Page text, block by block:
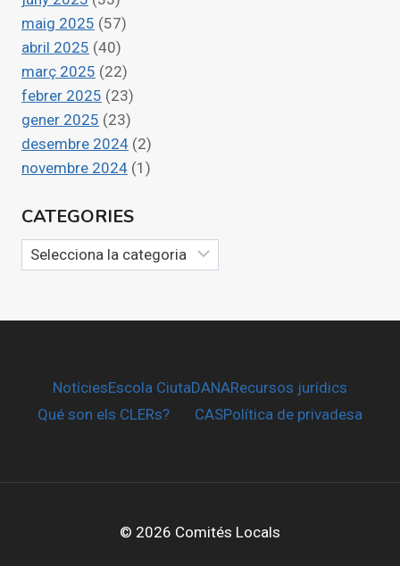
maig 2025 (57)
abril 2025 (40)
març 2025 (22)
febrer 2025 (23)
gener 2025 (23)
desembre 2024 (2)
novembre 2024 (1)
CATEGORIES
Categories
NotíciesEscola CiutaDANARecursos jurídics
Qué son els CLERs?
CASPolítica de privadesa
© 2026 Comités Locals